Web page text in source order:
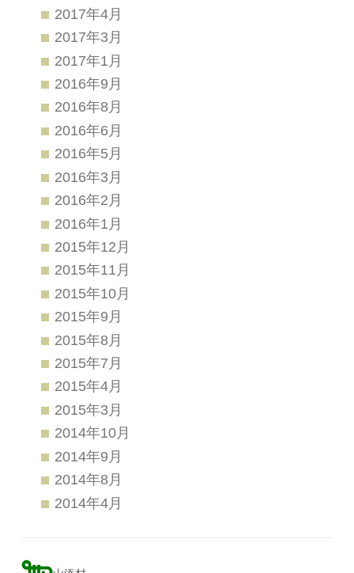
2017年4月
2017年3月
2017年1月
2016年9月
2016年8月
2016年6月
2016年5月
2016年3月
2016年2月
2016年1月
2015年12月
2015年11月
2015年10月
2015年9月
2015年8月
2015年7月
2015年4月
2015年3月
2014年10月
2014年9月
2014年8月
2014年4月